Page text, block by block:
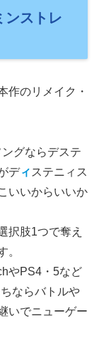
ンストレ
作のリメイク・
グならデステ
ディ ステニィス
いいからいいか
択肢1つで奪え
。
やPS4・5など
ならバトルや
いでニューゲー